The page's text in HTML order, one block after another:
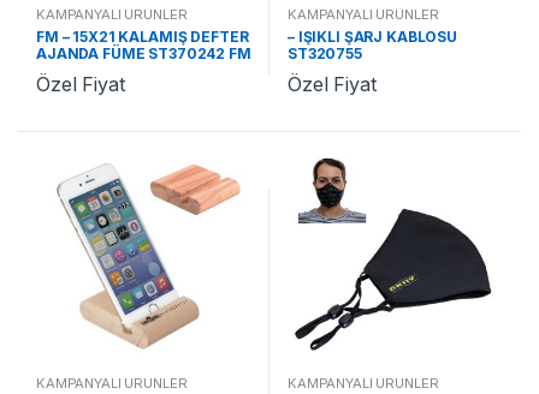
KAMPANYALI ÜRÜNLER
FM – 15X21 KALAMIŞ DEFTER
AJANDA FÜME ST370242 FM
Özel Fiyat
KAMPANYALI ÜRÜNLER
– IŞIKLI ŞARJ KABLOSU
ST320755
Özel Fiyat
KAMPANYALI ÜRÜNLER KAMPANYALI ÜRÜNLER